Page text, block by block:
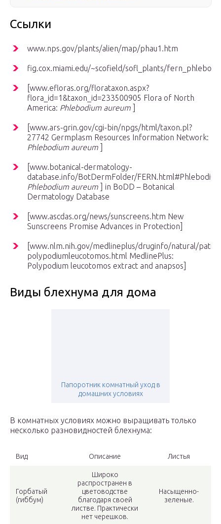
Ссылки
www.nps.gov/plants/alien/map/phau1.htm
fig.cox.miami.edu/~scofield/sofl_plants/
[www.efloras.org/florataxon.aspx?
flora_id=1&taxon_id=233500905 Flora of North
America: Phlebodium aureum
[www.ars-grin.gov/cgi-bin/npgs/html/taxon.pl?
27742 Germplasm Resources Information Network:
Phlebodium aureum
[www.botanical-dermatology-
database.info/BotDermFolder/
Phlebodium aureum ] in BoDD – Botanical
Dermatology Database
[www.ascdas.org/news/sunscreens.htm New
Sunscreens Promise Advances in Protection]
[www.nlm.nih.gov/medlineplus/druginfo/natural/
polypodiumleucotomos.html MedlinePlus:
Polypodium leucotomos extract and anapsos]
Виды блехнума для дома
Папоротник комнатный уход в
домашних условиях
В комнатных условиях можно выращивать только
несколько разновидностей блехнума:
Вид Описание Листья
Горбатый
(гиббум)
Широко
распространен в
цветоводстве
благодаря своей
листве. Практически
нет черешков.
Насыщенно-
зеленые.